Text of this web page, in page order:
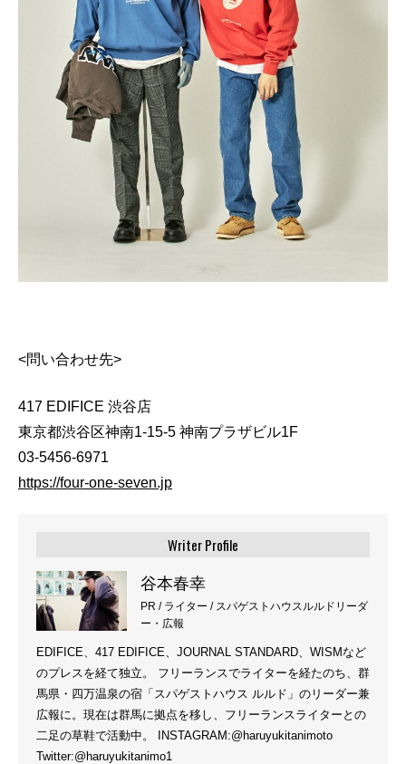
<問い合わせ先>
417 EDIFICE 渋谷店
東京都渋谷区神南1-15-5 神南プラザビル1F
03-5456-6971
https://four-one-seven.jp
Writer Profile
谷本春幸
PR / ライター / スパゲストハウスルルドリーダ
ー・広報
EDIFICE、417 EDIFICE、JOURNAL STANDARD、WISMなど
のプレスを経て独立。 フリーランスでライターを経たのち、群
馬県・四万温泉の宿「スパゲストハウス ルルド」のリーダー兼
広報に。現在は群馬に拠点を移し、フリーランスライターとの
二足の草鞋で活動中。 INSTAGRAM:@haruyukitanimoto
Twitter:@haruyukitanimo1